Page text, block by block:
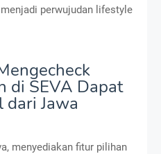
perwujudan lifestyle
di SEVA Dapat
dari Jawa
menyediakan fitur pilihan